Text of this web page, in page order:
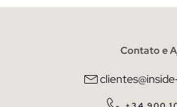
Contato e